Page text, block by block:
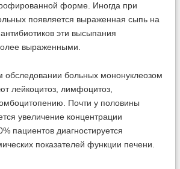
форме. Иногда при
появляется выраженная сыпь на
эти высыпания
выраженными.
обследовании больных мононуклеозом
лейкоцитоз, лимфоцитоз,
Почти у половины
увеличение концентрации
пациентов диагностируется
показателей функции печени.